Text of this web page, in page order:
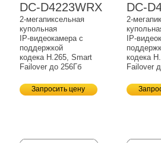
DC-D4223WRX
2-мегапиксельная
купольная
IP-видеокамерас
поддержкой
кодека H.265, Smart
Failover до 256Гб
Запросить цену
DC-
2-
IP-
кодека
Failover